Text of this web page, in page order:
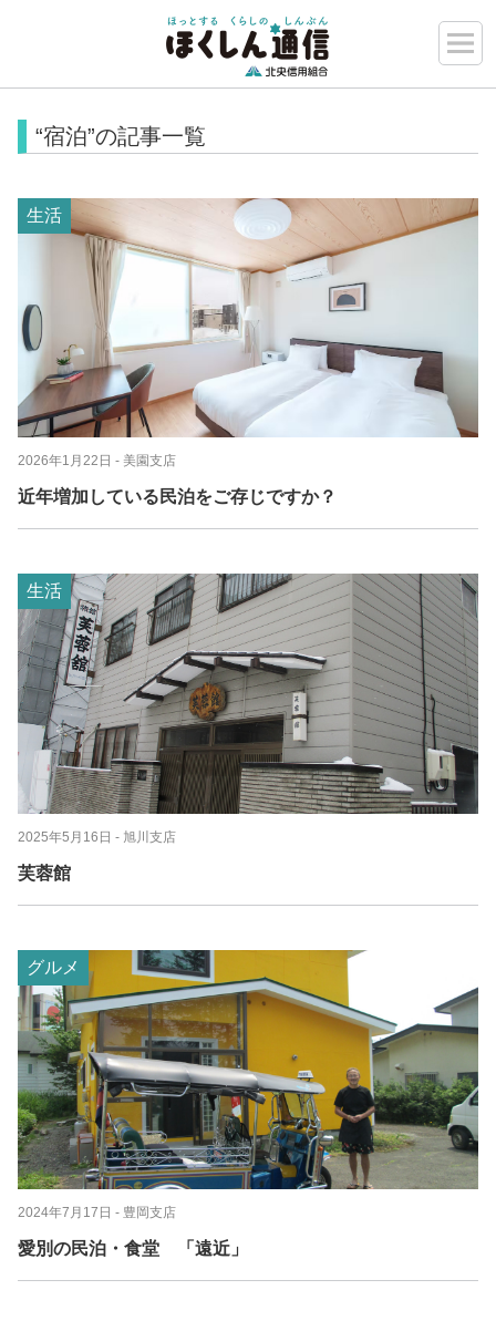
“宿泊”の記事一覧
生活
2026年1月22日 - 美園支店
近年増加している民泊をご存じですか？
生活
2025年5月16日 - 旭川支店
芙蓉館
グルメ
2024年7月17日 - 豊岡支店
愛別の民泊・食堂 「遠近」